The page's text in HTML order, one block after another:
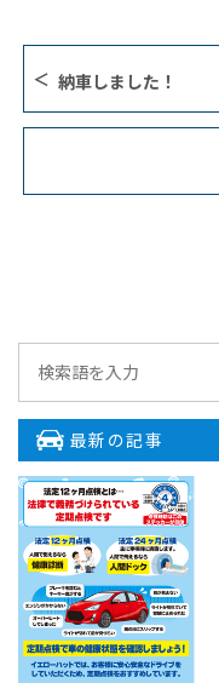
納車しました！
最新の記事